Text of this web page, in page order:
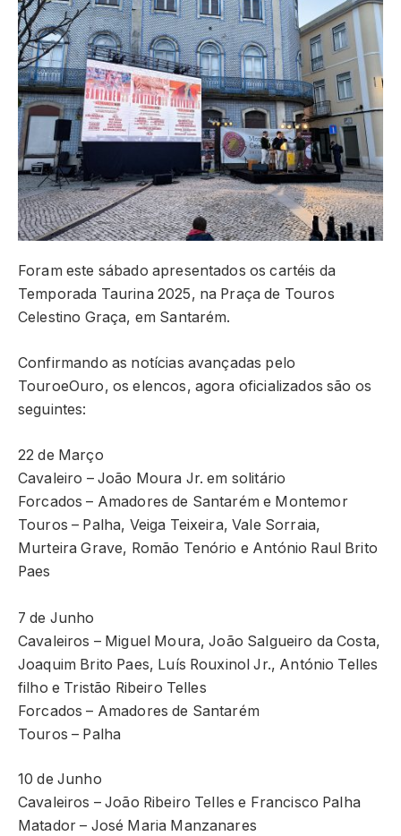
Foram este sábado apresentados os cartéis da
Temporada Taurina 2025, na Praça de Touros
Celestino Graça, em Santarém.
Confirmando as notícias avançadas pelo
TouroeOuro, os elencos, agora oficializados são os
seguintes:
22 de Março
Cavaleiro – João Moura Jr. em solitário
Forcados – Amadores de Santarém e Montemor
Touros – Palha, Veiga Teixeira, Vale Sorraia,
Murteira Grave, Romão Tenório e António Raul Brito
Paes
7 de Junho
Cavaleiros – Miguel Moura, João Salgueiro da Costa,
Joaquim Brito Paes, Luís Rouxinol Jr., António Telles
filho e Tristão Ribeiro Telles
Forcados – Amadores de Santarém
Touros – Palha
10 de Junho
Cavaleiros – João Ribeiro Telles e Francisco Palha
Matador – José Maria Manzanares